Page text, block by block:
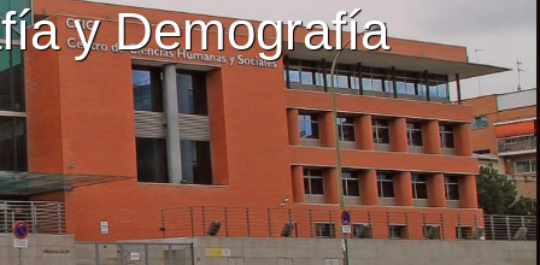
y Demografía